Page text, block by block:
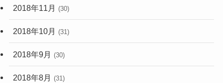
2018年11月 (30)
2018年10月 (31)
2018年9月 (30)
2018年8月 (31)